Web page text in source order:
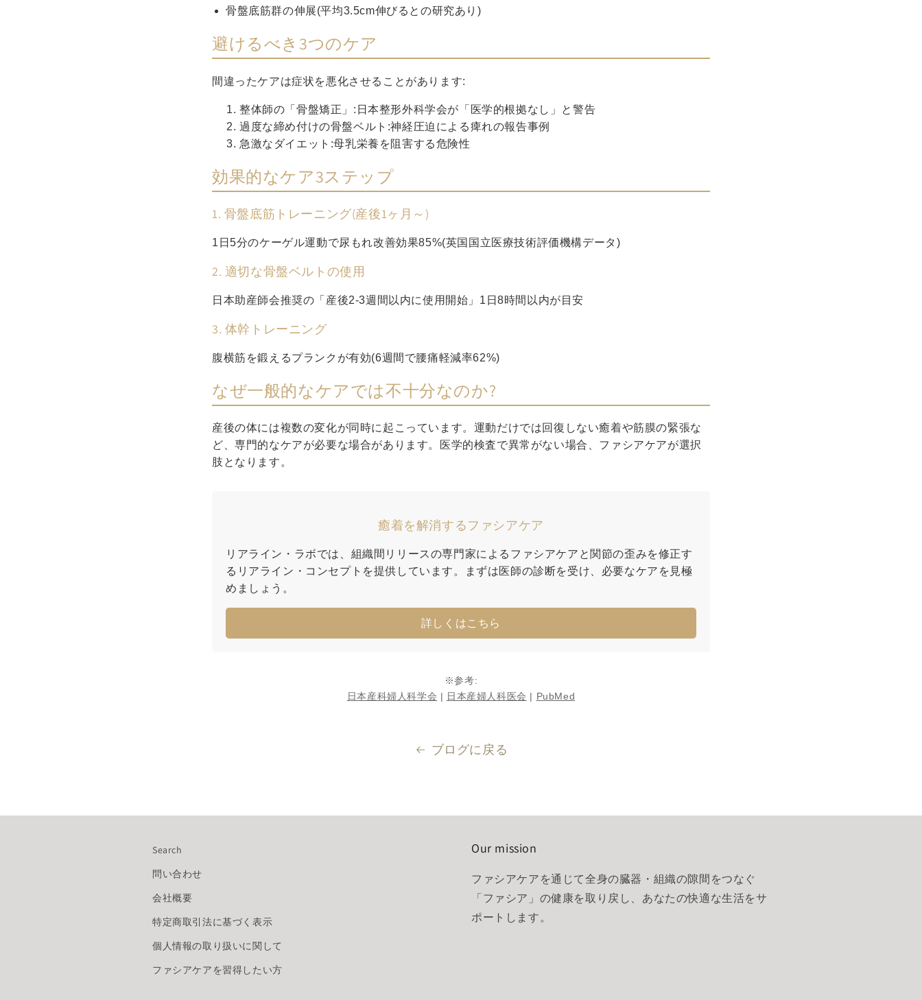
骨盤底筋群の伸展(平均3.5cm伸びるとの研究あり)
避けるべき3つのケア
間違ったケアは症状を悪化させることがあります:
整体師の「骨盤矯正」:日本整形外科学会が「医学的根拠なし」と警告
過度な締め付けの骨盤ベルト:神経圧迫による痺れの報告事例
急激なダイエット:母乳栄養を阻害する危険性
効果的なケア3ステップ
1. 骨盤底筋トレーニング(産後1ヶ月～)
1日5分のケーゲル運動で尿もれ改善効果85%(英国国立医療技術評価機構データ)
2. 適切な骨盤ベルトの使用
日本助産師会推奨の「産後2-3週間以内に使用開始」1日8時間以内が目安
3. 体幹トレーニング
腹横筋を鍛えるプランクが有効(6週間で腰痛軽減率62%)
なぜ一般的なケアでは不十分なのか?
産後の体には複数の変化が同時に起こっています。運動だけでは回復しない癒着や筋膜の緊張な
ど、専門的なケアが必要な場合があります。医学的検査で異常がない場合、ファシアケアが選択
肢となります。
癒着を解消するファシアケア
リアライン・ラボでは、組織間リリースの専門家によるファシアケアと関節の歪みを修正す
るリアライン・コンセプトを提供しています。まずは医師の診断を受け、必要なケアを見極
めましょう。
詳しくはこちら
※参考:
日本産科婦人科学会 | 日本産婦人科医会 | PubMed
ブログに戻る
Search
問い合わせ
会社概要
特定商取引法に基づく表示
個人情報の取り扱いに関して
ファシアケアを習得したい方
Our mission
ファシアケアを通じて全身の臓器・組織の隙間をつなぐ
「ファシア」の健康を取り戻し、あなたの快適な生活をサ
ポートします。